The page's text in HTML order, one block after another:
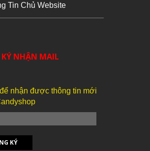
Tin Chủ Website
NHẬN MAIL
nhận được thông tin mới
KÝ